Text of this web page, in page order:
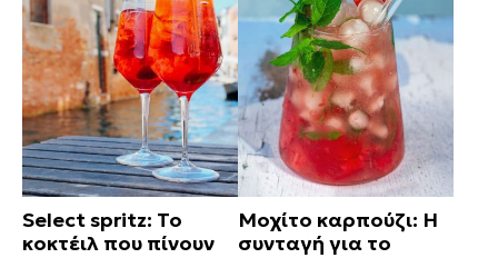
Select spritz: Το
κοκτέιλ που πίνουν
Μοχίτο καρπούζι: Η
συνταγή για το